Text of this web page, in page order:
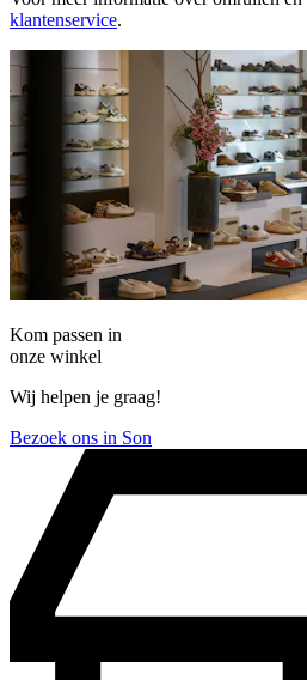
klantenservice.
Kom passen in
onze winkel
Wij helpen je graag!
Bezoek ons in Son